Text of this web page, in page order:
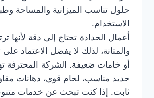
حلول تناسب الميزانية والمساحة
الاستخدام.
أعمال الحدادة تحتاج إلى دقة لأنها
والمتانة، لذلك لا يفضل الاعتماد
أو خامات ضعيفة. الشركة المحترفة
حديد مناسب، لحام قوي، دهانات
ثابت. إذا كنت تبحث عن خدمات